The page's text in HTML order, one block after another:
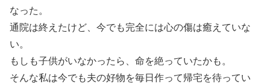
なった。
通院は終えたけど、今でも完全には心の傷は癒えていな
い。
もしも子供がいなかったら、命を絶っていたかも。
そんな私は今でも夫の好物を毎日作って帰宅を待ってい